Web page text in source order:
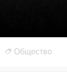
Общество